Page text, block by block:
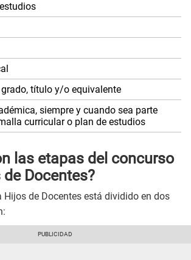
título y/o equivalente
siempre y cuando sea parte
curricular o plan de estudios
las etapas del concurso
de Docentes?
Hijos de Docentes está dividido en dos